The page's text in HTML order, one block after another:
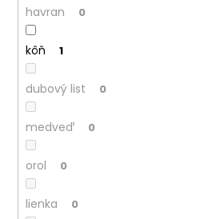
havran 0
kôň 1
dubový list 0
medveď 0
orol 0
lienka 0